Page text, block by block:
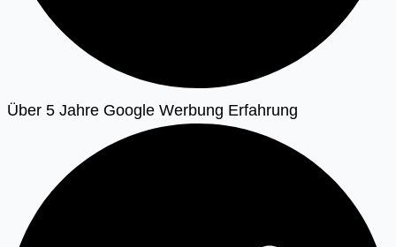
Über 5 Jahre Google Werbung Erfahrung